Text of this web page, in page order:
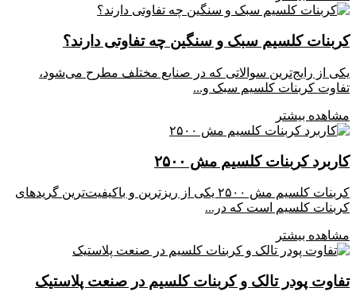
کربنات کلسیم سبک و سنگین چه تفاوتی دارند؟
یکی از رایج‌ترین سوالاتی که در صنایع مختلف مطرح می‌شود،
تفاوت کربنات کلسیم سبک و...
مشاهده بیشتر
کاربرد کربنات کلسیم مش ۲۵۰۰
کربنات کلسیم مش ۲۵۰۰ یکی از ریزترین و باکیفیت‌ترین گریدهای
کربنات کلسیم است که در...
مشاهده بیشتر
تفاوت پودر تالک و کربنات کلسیم در صنعت پلاستیک